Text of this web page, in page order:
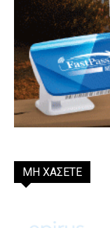
ΜΗ ΧΑΣΕΤΕ